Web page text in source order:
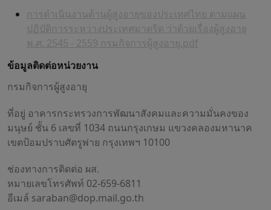
การดำเนินงานด้านผู้สูงอายุของประเทศไทย ตามแผน
ปฏิบัติการระหว่างประเทศมาดริด ว่าด้วยเรื่องผู้สูงอายุ
พ.ศ. 2545 - 2559 กรมกิจการผู้สูงอายุ.pdf
ข้อมูลติดต่อหน่วยงาน
กรมกิจการผู้สูงอายุ
ที่อยู่ อาคารกระทรวงการพัฒนาสังคมและความมั่นคงของ
มนุษย์ ชั้น 6 เลขที่ 1034 ถนนกรุงเกษม แขวงคลองมหานาค
เขตป้อมปราบศัตรูพ่าย กรุงเทพฯ 10100
ช่องทางการติดต่อ ผส.
หมายเลขโทรศัพท์ 02-659-6811
อีเมล์ saraban@dop.mail.go.th